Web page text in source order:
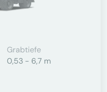
Grabtiefe
0,53 - 6,7 m